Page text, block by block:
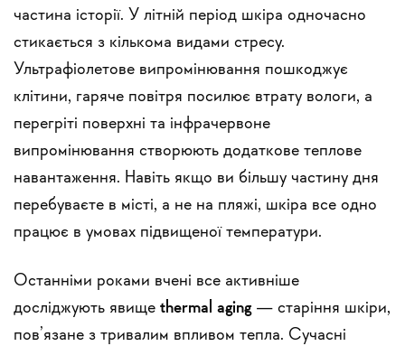
частина історії. У літній період шкіра одночасно
стикається з кількома видами стресу.
Ультрафіолетове випромінювання пошкоджує
клітини, гаряче повітря посилює втрату вологи, а
перегріті поверхні та інфрачервоне
випромінювання створюють додаткове теплове
навантаження. Навіть якщо ви більшу частину дня
перебуваєте в місті, а не на пляжі, шкіра все одно
працює в умовах підвищеної температури.
Останніми роками вчені все активніше
досліджують явище thermal aging— старіння шкіри,
пов’язане з тривалим впливом тепла. Сучасні